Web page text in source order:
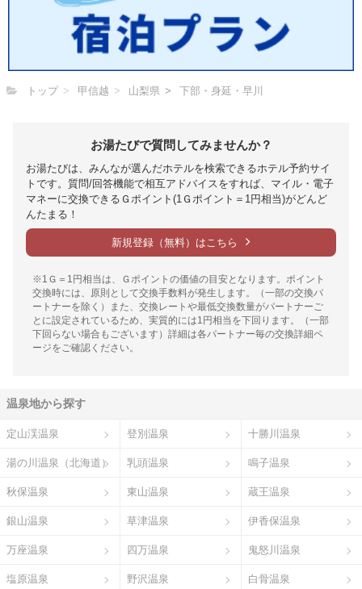
トップ 甲信越 山梨県 下部・身延・早川
お湯たびで質問してみませんか？
お湯たびは、みんなが選んだホテルを検索できるホテル予約サイ
トです。質問/回答機能で相互アドバイスをすれば、マイル・電子
マネーに交換できるＧポイント(1Ｇポイント＝1円相当)がどんど
んたまる！
新規登録（無料）はこちら
※1Ｇ＝1円相当は、Ｇポイントの価値の目安となります。ポイント
交換時には、原則として交換手数料が発生します。（一部の交換パ
ートナーを除く）また、交換レートや最低交換数量がパートナーご
とに設定されているため、実質的には1円相当を下回ります。（一部
下回らない場合もございます）詳細は各パートナー毎の交換詳細ペ
ージをご確認ください。
温泉地から探す
定山渓温泉 登別温泉 十勝川温泉
湯の川温泉（北海道） 乳頭温泉 鳴子温泉
秋保温泉 東山温泉 蔵王温泉
銀山温泉 草津温泉 伊香保温泉
万座温泉 四万温泉 鬼怒川温泉
塩原温泉 野沢温泉 白骨温泉